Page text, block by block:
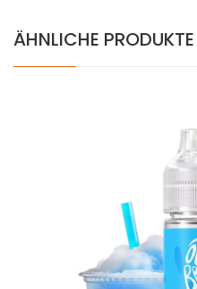
ÄHNLICHE PRODUKTE